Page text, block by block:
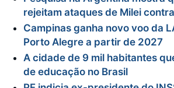
rejeitam ataques de Milei
Campinas ganha novo voo da
Porto Alegre a partir de 2027
A cidade de 9 mil habitantes
de educação no Brasil